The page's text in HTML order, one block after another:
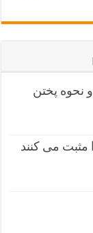
نحوه پختن
مثبت می کنند